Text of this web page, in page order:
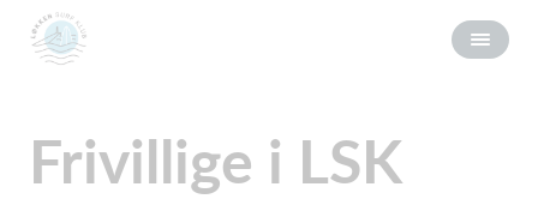
Frivillige i LSK